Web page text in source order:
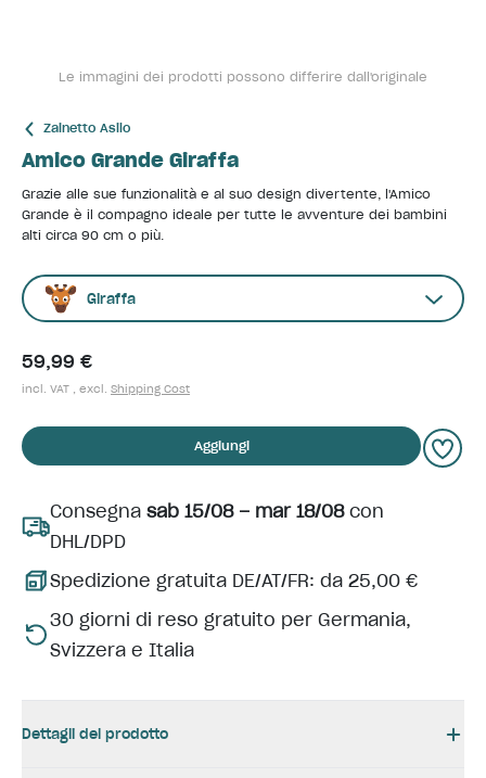
Le immagini dei prodotti possono differire dall'originale
Zainetto Asilo
Amico Grande Giraffa
Grazie alle sue funzionalità e al suo design divertente, l'Amico
Grande è il compagno ideale per tutte le avventure dei bambini
alti circa 90 cm o più.
Giraffa
59,99 €
incl. VAT , excl. Shipping Cost
Aggiungi
Consegna sab 15/08 – mar 18/08con
DHL/DPD
Spedizione gratuita DE/AT/FR: da 25,00 €
30 giorni di reso gratuito per Germania,
Svizzera e Italia
Dettagli del prodotto